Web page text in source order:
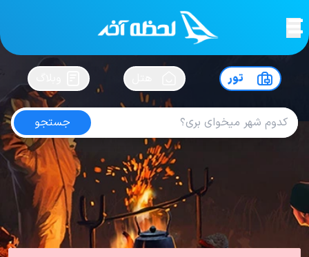
لحظه آخرسفرت رو بساز !
تور
جستجو
تور دبی هتل آتلانتیس
4.4 از5| از104 کاربر
تور امارات تور دبی
تور دبی هتل 5 ستاره